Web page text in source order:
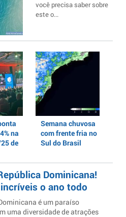
você precisa saber sobre
este o...
na
de
Semana chuvosa
com frente fria no
Sul do Brasil
Dominicana!
o ano todo
é um paraíso
uma diversidade de atrações